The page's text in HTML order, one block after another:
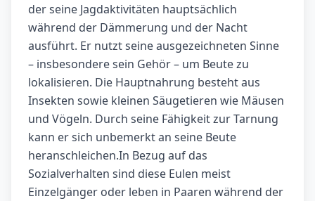
der seine Jagdaktivitäten hauptsächlich
während der Dämmerung und der Nacht
ausführt. Er nutzt seine ausgezeichneten Sinne
– insbesondere sein Gehör – um Beute zu
lokalisieren. Die Hauptnahrung besteht aus
Insekten sowie kleinen Säugetieren wie Mäusen
und Vögeln. Durch seine Fähigkeit zur Tarnung
kann er sich unbemerkt an seine Beute
heranschleichen.In Bezug auf das
Sozialverhalten sind diese Eulen meist
Einzelgänger oder leben in Paaren während der